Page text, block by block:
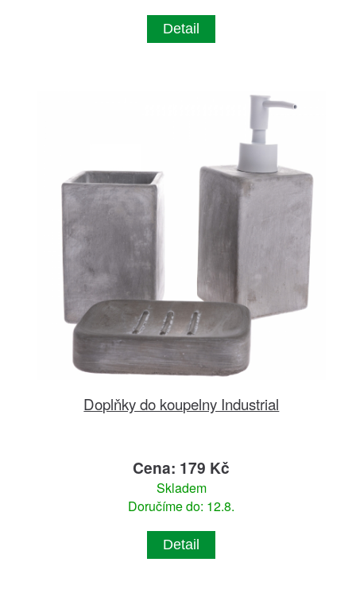
Detail
Doplňky do koupelny Industrial
Cena: 179 Kč
Skladem
Doručíme do: 12.8.
Detail